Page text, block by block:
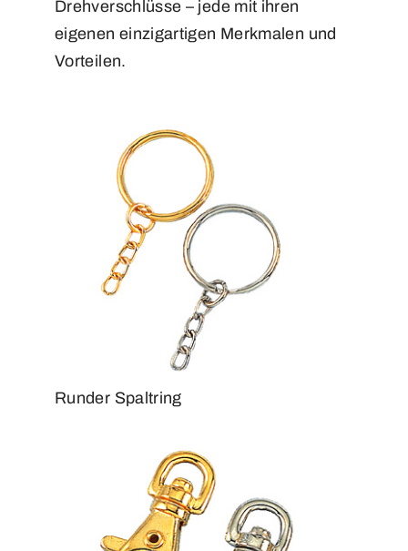
Drehverschlüsse – jede mit ihren
eigenen einzigartigen Merkmalen und
Vorteilen.
Runder Spaltring